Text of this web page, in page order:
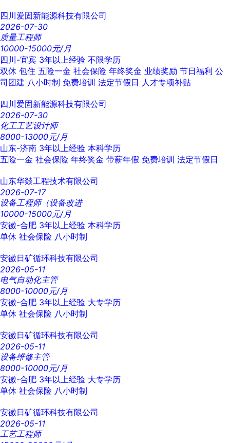
四川爱固新能源科技有限公司
2026-07-30
质量工程师
10000-15000元/月
四川-宜宾 3年以上经验 不限学历
双休 包住 五险一金 社会保险 年终奖金 业绩奖励 节日福利 公
司团建 八小时制 免费培训 法定节假日 人才专项补贴
四川爱固新能源科技有限公司
2026-07-30
化工工艺设计师
8000-13000元/月
山东-济南 3年以上经验 本科学历
五险一金 社会保险 年终奖金 带薪年假 免费培训 法定节假日
山东华燚工程技术有限公司
2026-07-17
设备工程师（设备改进
10000-15000元/月
安徽-合肥 3年以上经验 本科学历
单休 社会保险 八小时制
安徽日矿循环科技有限公司
2026-05-11
电气自动化主管
8000-10000元/月
安徽-合肥 3年以上经验 大专学历
单休 社会保险 八小时制
安徽日矿循环科技有限公司
2026-05-11
设备维修主管
8000-10000元/月
安徽-合肥 3年以上经验 大专学历
单休 社会保险 八小时制
安徽日矿循环科技有限公司
2026-05-11
工艺工程师